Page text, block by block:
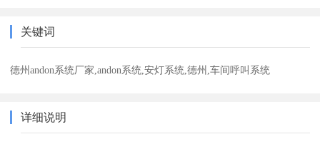
关键词
德州andon系统厂家,andon系统,安灯系统,德州,车间呼叫系统
详细说明